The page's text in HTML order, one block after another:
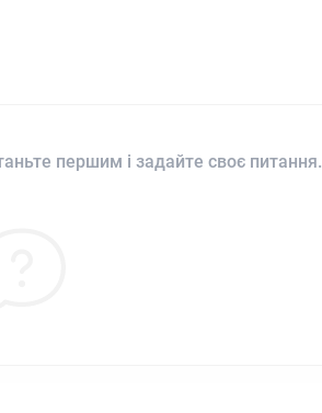
першим і задайте своє питання.